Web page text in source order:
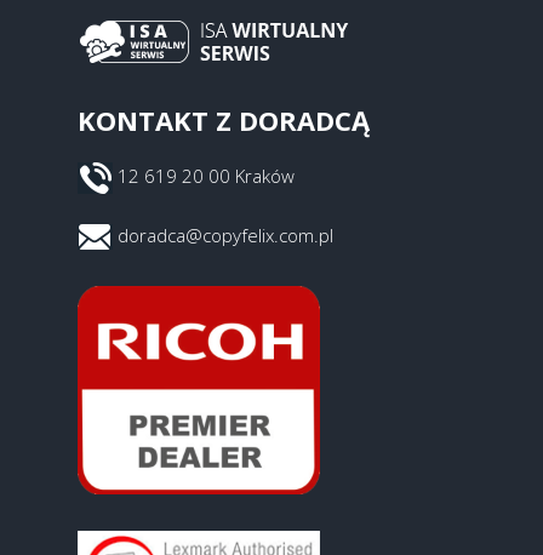
KONTAKT Z DORADCĄ
12 619 20 00 Kraków
doradca@copyfelix.com.pl